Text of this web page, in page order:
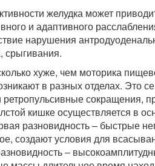
желудка может
и адаптивного
нарушения
срыгивания.
хуже, чем моторика
в разных отделах. Это
сокращения,
кишке осуществляется в
разновидность – быстрые
создают условия для
–